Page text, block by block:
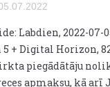
Labdien, 2022-07-
+ Digital Horizon,
piegādātāju
apmaksu, kā